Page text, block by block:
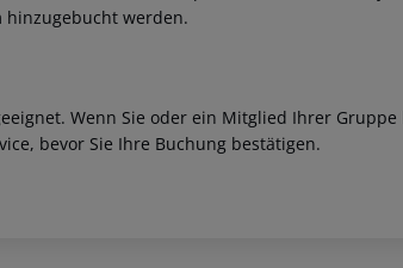
hinzugebucht werden.
Wenn Sie oder ein Mitglied Ihrer Gruppe
bevor Sie Ihre Buchung bestätigen.